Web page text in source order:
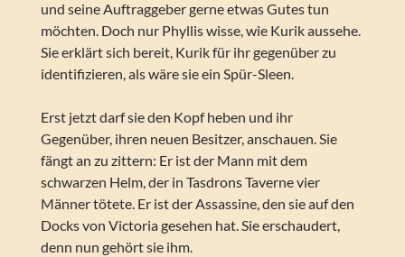
und seine Auftraggeber gerne etwas Gutes tun
möchten. Doch nur Phyllis wisse, wie Kurik aussehe.
Sie erklärt sich bereit, Kurik für ihr gegenüber zu
identifizieren, als wäre sie ein Spür-Sleen.
Erst jetzt darf sie den Kopf heben und ihr
Gegenüber, ihren neuen Besitzer, anschauen. Sie
fängt an zu zittern: Er ist der Mann mit dem
schwarzen Helm, der in Tasdrons Taverne vier
Männer tötete. Er ist der Assassine, den sie auf den
Docks von Victoria gesehen hat. Sie erschaudert,
denn nun gehört sie ihm.